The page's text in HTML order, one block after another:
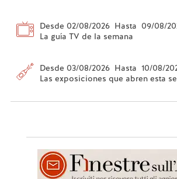
Desde 02/08/2026 Hasta 09/08/
La guía TV de la semana
Desde 03/08/2026 Hasta 10/08/
Las exposiciones que abren esta